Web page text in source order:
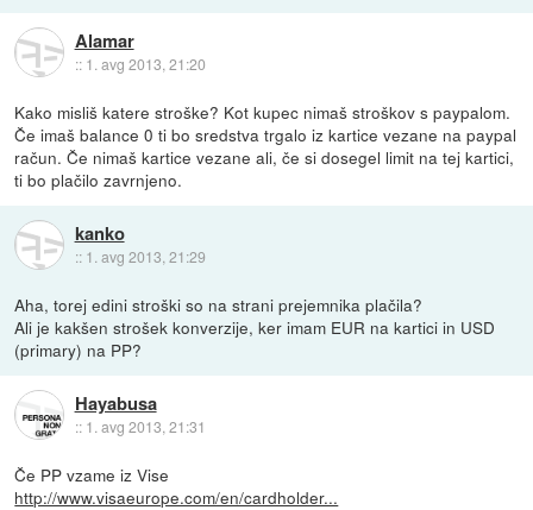
Alamar
:: 1. avg 2013, 21:20
Kako misliš katere stroške? Kot kupec nimaš stroškov s paypalom.
Če imaš balance 0 ti bo sredstva trgalo iz kartice vezane na paypal
račun. Če nimaš kartice vezane ali, če si dosegel limit na tej kartici,
ti bo plačilo zavrnjeno.
kanko
:: 1. avg 2013, 21:29
Aha, torej edini stroški so na strani prejemnika plačila?
Ali je kakšen strošek konverzije, ker imam EUR na kartici in USD
(primary) na PP?
Hayabusa
:: 1. avg 2013, 21:31
Če PP vzame iz Vise
http://www.visaeurope.com/en/cardholder...